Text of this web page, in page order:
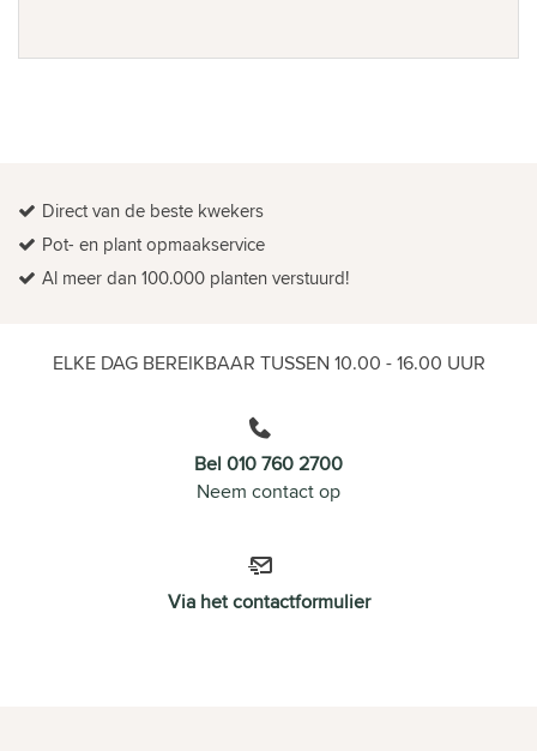
Direct van de beste kwekers
Pot- en plant opmaakservice
Al meer dan 100.000 planten verstuurd!
ELKE DAG BEREIKBAAR TUSSEN 10.00 - 16.00 UUR
Bel 010 760 2700
Neem contact op
Via het contactformulier